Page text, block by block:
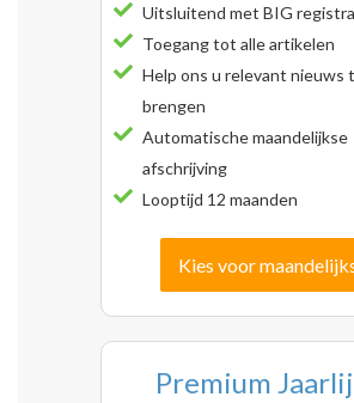
Uitsluitend met BIG
Toegang tot alle artikelen
Help ons u relevant nieuws
brengen
Automatische maandelijkse
afschrijving
Looptijd 12 maanden
Kies voor
Premium